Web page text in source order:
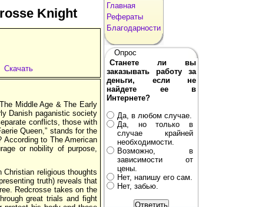
Knight
Скачать
Middle Age & The Early
Danish paganistic society
conflicts, those with
Queen,” stands for the
to The American
or nobility of purpose,
Christian religious thoughts
truth) reveals that
Redcrosse takes on the
great trials and fight
Главная
Рефераты
Благодарности
Опрос
Станете ли вы
заказывать работу за
деньги, если не
найдете ее в
Интернете?
Да, в любом случае.
Да, но только в
случае крайней
необходимости.
Возможно, в
зависимости от
цены.
Нет, напишу его сам.
Нет, забью.